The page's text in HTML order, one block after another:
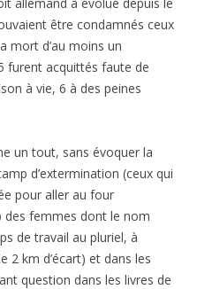
être condamnés ceux
mort d’au moins un
furent acquittés faute de
à vie, 6 à des peines
un tout, sans évoquer la
d’extermination (ceux qui
pour aller au four
des femmes dont le nom
de travail au pluriel, à
2 km d’écart) et dans les
question dans les livres de